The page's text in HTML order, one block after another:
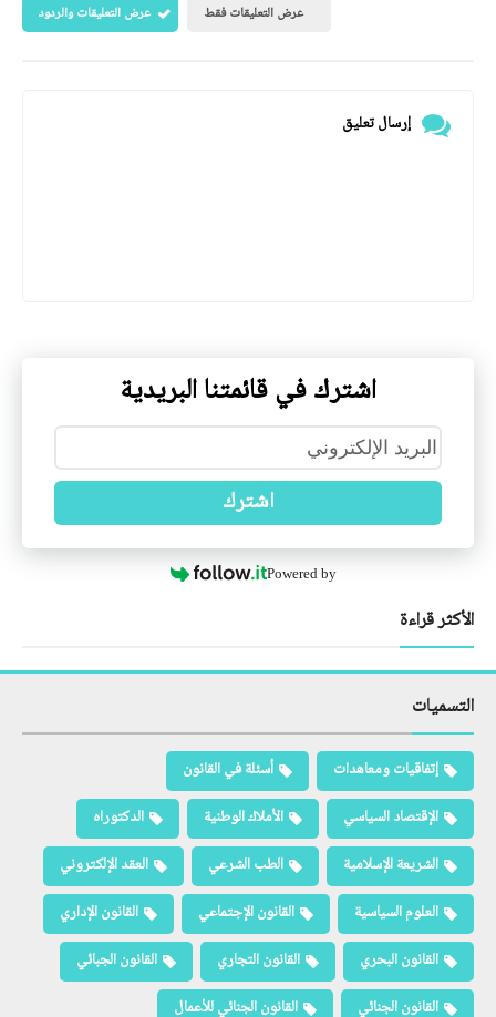
عرض التعليقات فقط
عرض التعليقات والردود
إرسال تعليق
اشترك في قائمتنا البريدية
اشترك
Powered by
الأكثر قراءة
التسميات
إتفاقيات ومعاهدات
أسئلة في القانون
الإقتصاد السياسي
الأملاك الوطنية
الدكتوراه
الشريعة الإسلامية
الطب الشرعي
العقد الإلكتروني
العلوم السياسية
القانون الإجتماعي
القانون الإداري
القانون البحري
القانون التجاري
القانون الجبائي
القانون الجنائي
القانون الجنائي للأعمال